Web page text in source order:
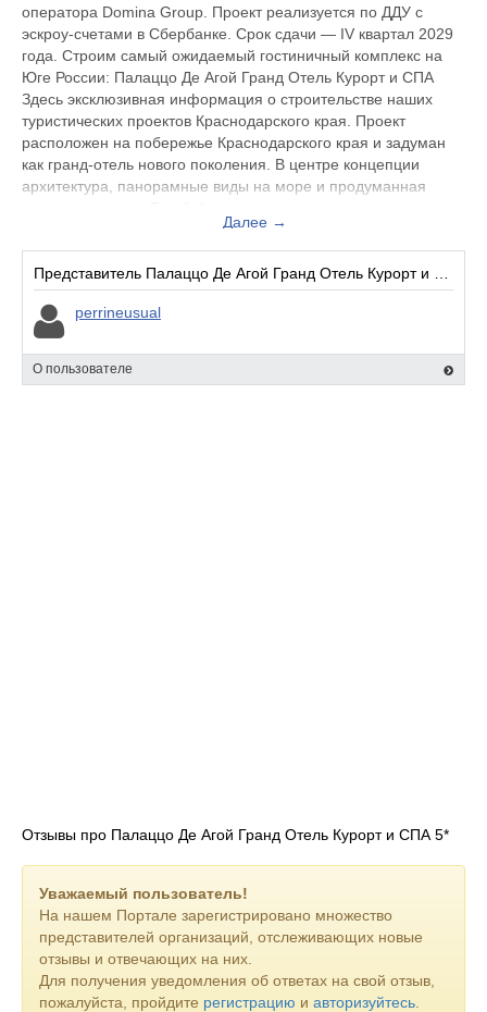
оператора Domina Group. Проект реализуется по ДДУ с
эскроу-счетами в Сбербанке. Срок сдачи — IV квартал 2029
года. Строим самый ожидаемый гостиничный комплекс на
Юге России: Палаццо Де Агой Гранд Отель Курорт и СПА
Здесь эксклюзивная информация о строительстве наших
туристических проектов Краснодарского края. Проект
расположен на побережье Краснодарского края и задуман
как гранд-отель нового поколения. В центре концепции
архитектура, панорамные виды на море и продуманная
интересным как для личного отдыха, так и для инвестиций в
курортную недвижимость.
Далее →
perrineusual
О пользователе
Отзывы про Палаццо Де Агой Гранд Отель Курорт и СПА 5*
Уважаемый пользователь!
На нашем Портале зарегистрировано множество
представителей организаций, отслеживающих новые
отзывы и отвечающих на них.
Для получения уведомления об ответах на свой отзыв,
пожалуйста, пройдите регистрацию и авторизуйтесь